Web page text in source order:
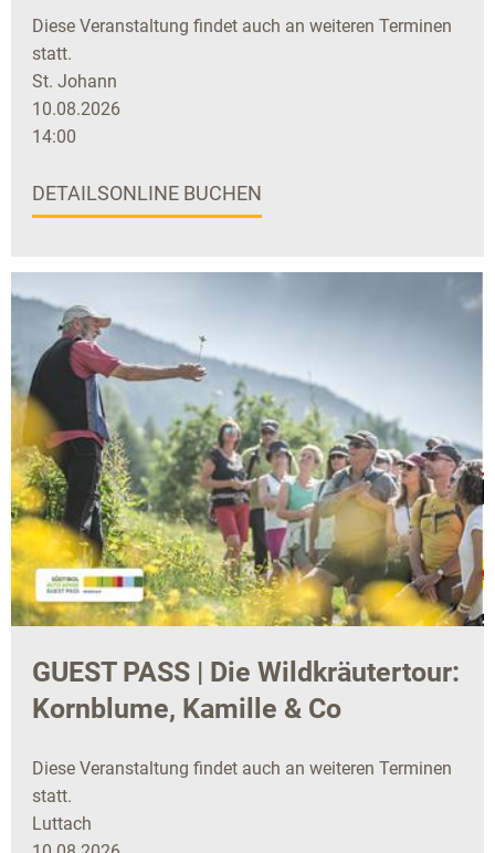
Diese Veranstaltung findet auch an weiteren Terminen
statt.
St. Johann
10.08.2026
14:00
DETAILSONLINE BUCHEN
GUEST PASS | Die Wildkräutertour:
Kornblume, Kamille & Co
Diese Veranstaltung findet auch an weiteren Terminen
statt.
Luttach